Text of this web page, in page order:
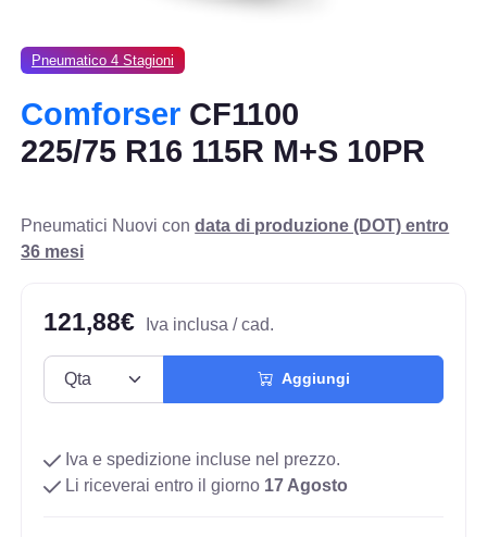
Pneumatico 4 Stagioni
Comforser CF1100
225/75 R16 115R M+S 10PR
Pneumatici Nuovi condata di produzione (DOT) entro
36 mesi
121,88€ Iva inclusa / cad.
Aggiungi
Iva e spedizione incluse nel prezzo.
Li riceverai entro il giorno 17 Agosto